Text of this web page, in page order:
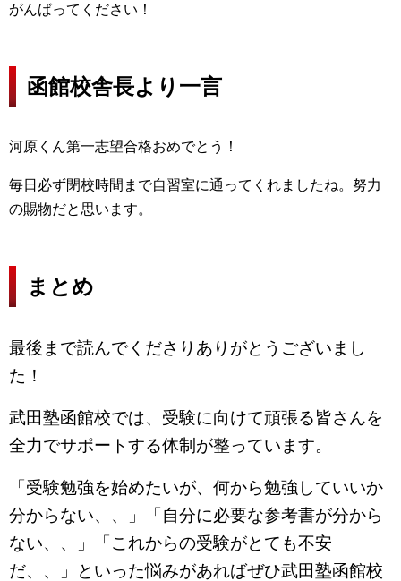
がんばってください！
函館校舎長より一言
河原くん第一志望合格おめでとう！
毎日必ず閉校時間まで自習室に通ってくれましたね。努力
の賜物だと思います。
まとめ
最後まで読んでくださりありがとうございまし
た！
武田塾函館校では、受験に向けて頑張る皆さんを
全力でサポートする体制が整っています。
「受験勉強を始めたいが、何から勉強していいか
分からない、、」「自分に必要な参考書が分から
ない、、」「これからの受験がとても不安
だ、、」といった悩みがあればぜひ武田塾函館校